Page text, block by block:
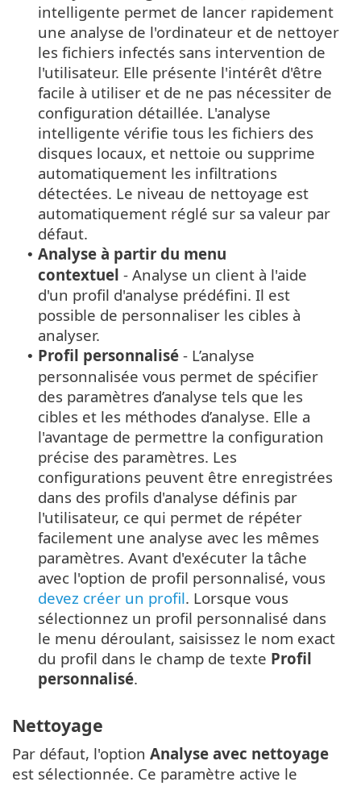
intelligente permet de lancer rapidement
une analyse de l'ordinateur et de nettoyer
les fichiers infectés sans intervention de
l'utilisateur. Elle présente l'intérêt d'être
facile à utiliser et de ne pas nécessiter de
configuration détaillée. L'analyse
intelligente vérifie tous les fichiers des
disques locaux, et nettoie ou supprime
automatiquement les infiltrations
détectées. Le niveau de nettoyage est
automatiquement réglé sur sa valeur par
défaut.
• Analyse à partir du menu
contextuel - Analyse un client à l'aide
d'un profil d'analyse prédéfini. Il est
possible de personnaliser les cibles à
analyser.
• Profil personnalisé - L’analyse
personnalisée vous permet de spécifier
des paramètres d’analyse tels que les
cibles et les méthodes d’analyse. Elle a
l'avantage de permettre la configuration
précise des paramètres. Les
configurations peuvent être enregistrées
dans des profils d'analyse définis par
l'utilisateur, ce qui permet de répéter
facilement une analyse avec les mêmes
paramètres. Avant d'exécuter la tâche
avec l'option de profil personnalisé, vous
devez créer un profil. Lorsque vous
sélectionnez un profil personnalisé dans
le menu déroulant, saisissez le nom exact
du profil dans le champ de texte Profil
personnalisé.
Nettoyage
Par défaut, l'option Analyse avec nettoyage
est sélectionnée. Ce paramètre active le